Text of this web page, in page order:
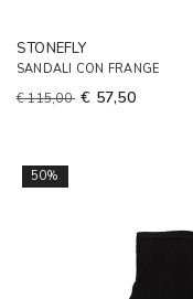
STONEFLY
SANDALI CON FRANGE
€ 115,00 € 57,50
50%